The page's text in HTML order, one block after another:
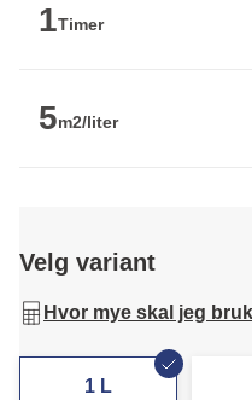
1Timer
5m2/liter
Velg variant
Hvor mye skal jeg
1 L